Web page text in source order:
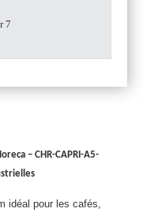
7
– CHR-CAPRI-A5-
idéal pour les cafés,